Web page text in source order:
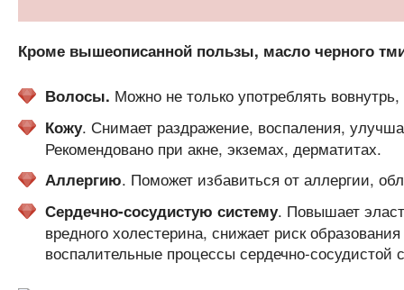
Кроме вышеописанной пользы, масло черного
Волосы. Можно не только употреблять
Кожу. Снимает раздражение, воспаления,
Рекомендовано при акне, экземах, дерматитах.
Аллергию. Поможет избавиться от аллергии,
Сердечно-сосудистую систему. Повышает
вредного холестерина, снижает риск
воспалительные процессы сердечно-сосудистой